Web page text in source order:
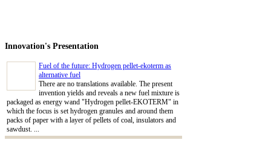
Innovation's Presentation
Fuel of the future: Hydrogen pellet-ekoterm as
alternative fuel
There are no translations available. The present
invention yields and reveals a new fuel mixture is
packaged as energy wand "Hydrogen pellet-EKOTERM" in
which the focus is set hydrogen granules and around them
packs of paper with a layer of pellets of coal, insulators and
sawdust. ...